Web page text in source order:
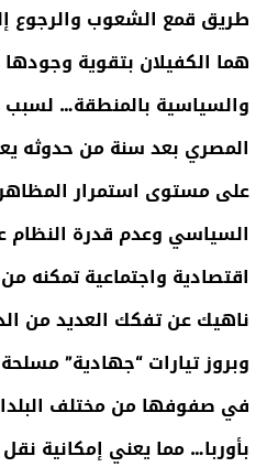
طريق قمع الشعوب والرجوع
هما الكفيلان بتقوية
والسياسية بالمنطقة… لسبب
المصري بعد سنة من حدوثه
على مستوى استمرار
السياسي وعدم قدرة النظام
اقتصادية واجتماعية تمكنه
ناهيك عن تفكك العديد من
وبروز تيارات “جهادية”
في صفوفها من مختلف
بأوربا… مما يعني إمكانية